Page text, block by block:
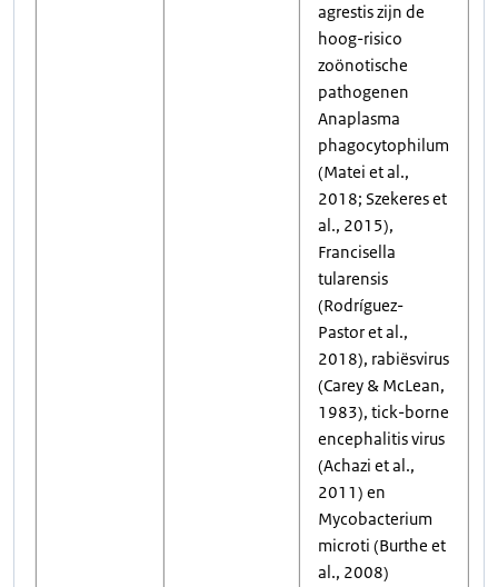
agrestis zijn de
hoog-risico
zoönotische
pathogenen
Anaplasma
phagocytophilum
(Matei et al.,
2018; Szekeres et
al., 2015),
Francisella
tularensis
(Rodríguez-
Pastor et al.,
2018), rabiësvirus
(Carey & McLean,
1983), tick-borne
encephalitis virus
(Achazi et al.,
2011) en
Mycobacterium
microti (Burthe et
al., 2008)